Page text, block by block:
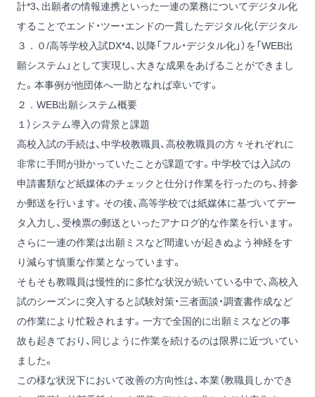
計*3、出願者の情報連携といった一連の業務についてデジタル化
することでエンド・ツー・エンドの一貫したデジタル化（デジタル
３．０/高等学校入試DX*4、以降「フル・デジタル化」）を「WEB出
願システム」として実現し、大きな成果をあげることができまし
た。本事例が他団体へ一助となれば幸いです。
２．WEB出願システム概要
１）システム導入の背景と課題
高校入試の手続は、中学校教職員、高校教職員の方々それぞれに
非常に手間が掛かっていたことが課題です。中学校では入試の
申請書類など紙媒体のチェックと仕分け作業を行ったのち、持参
か郵送を行います。その後、高等学校では紙媒体に基づいてデー
タ入力し、受検票の郵送といったアナログ的な作業を行います。
さらに一連の作業は出願ミスなど間違いが起きぬよう神経をす
り減らす慎重な作業となっています。
そもそも教職員は慢性的に多忙な状況が続いている中で、高校入
試のシーズンに突入すると試験対策・三者面談・調査書作成など
の作業により忙殺されます。一方で全国的に出願ミスなどの事
故も起きており、同じように作業を続けるのは限界に近づいてい
ました。
この様な状況下において改善の方向性は、本業（教職員しかでき